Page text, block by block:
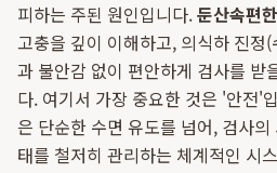
피하는 주된 원인입니다.둔산속편
고충을 깊이 이해하고, 의식하 진정
과 불안감 없이 편안하게 검사를 받
다. 여기서 가장 중요한 것은 '안전'
은 단순한 수면 유도를 넘어, 검사
태를 철저히 관리하는 체계적인 시